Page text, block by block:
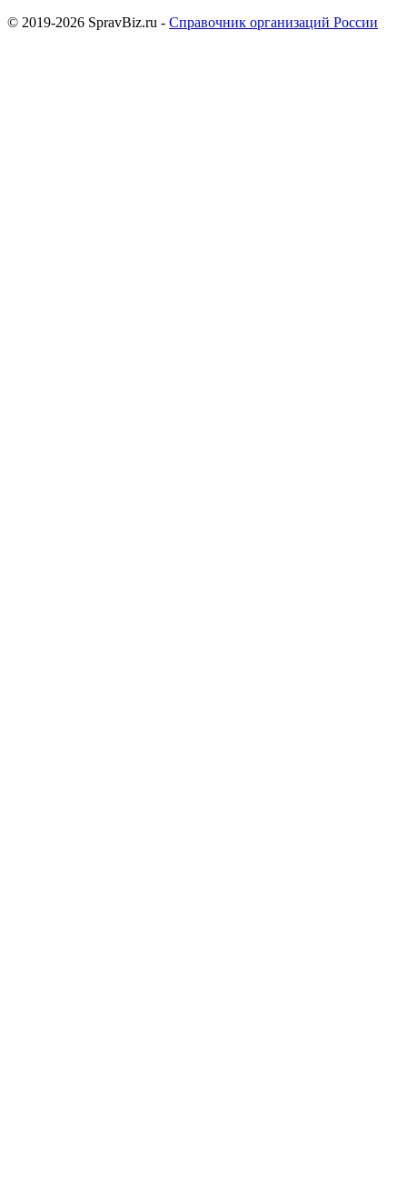
© 2019-2026 SpravBiz.ru - Справочник организаций России